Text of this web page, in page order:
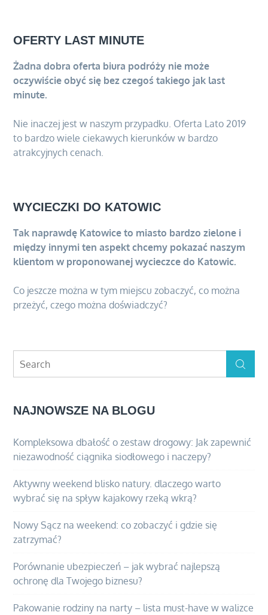
OFERTY LAST MINUTE
Żadna dobra oferta biura podróży nie może
oczywiście obyć się bez czegoś takiego jak last
minute.
Nie inaczej jest w naszym przypadku. Oferta Lato 2019
to bardzo wiele ciekawych kierunków w bardzo
atrakcyjnych cenach.
WYCIECZKI DO KATOWIC
Tak naprawdę Katowice to miasto bardzo zielone i
między innymi ten aspekt chcemy pokazać naszym
klientom w proponowanej wycieczce do Katowic.
Co jeszcze można w tym miejscu zobaczyć, co można
przeżyć, czego można doświadczyć?
Search
Search
NAJNOWSZE NA BLOGU
Kompleksowa dbałość o zestaw drogowy: Jak zapewnić
niezawodność ciągnika siodłowego i naczepy?
Aktywny weekend blisko natury. dlaczego warto
wybrać się na spływ kajakowy rzeką wkrą?
Nowy Sącz na weekend: co zobaczyć i gdzie się
zatrzymać?
Porównanie ubezpieczeń – jak wybrać najlepszą
ochronę dla Twojego biznesu?
Pakowanie rodziny na narty – lista must-have w walizce